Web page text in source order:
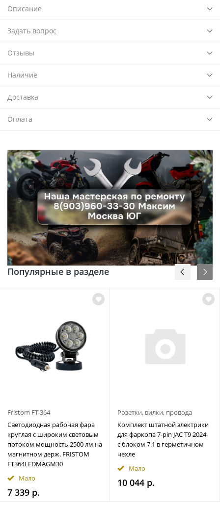
Описание
Задать вопрос
Отзывы
Наличие
Доставка
Оплата
Популярные в разделе
Fristom FT-364
Светодиодная рабочая фара
круглая с широким световым
потоком мощность 2500 лм на
магнитном держ. FRISTOM
FT364LEDMAGM30
Мало
7 339 р.
Розетки, вилки, провода
Комплект штатной электрики
для фаркопа 7-pin JAC T9 2024-
с блоком 7.1 в герметичном
чехле
Мало
10 044 р.